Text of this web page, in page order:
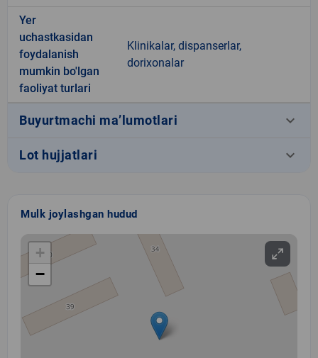
Yer
uchastkasidan
foydalanish
mumkin bo'lgan
faoliyat turlari
Klinikalar, dispanserlar,
dorixonalar
Buyurtmachi ma’lumotlari keyboard_arrow_down
Lot hujjatlari keyboard_arrow_down
Mulk joylashgan hudud
+
−